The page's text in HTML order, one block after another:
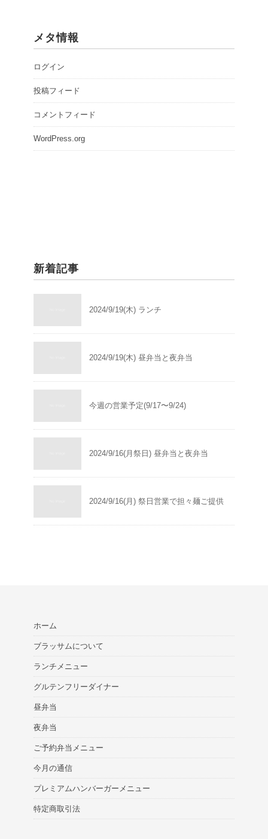
メタ情報
ログイン
投稿フィード
コメントフィード
WordPress.org
新着記事
2024/9/19(木) ランチ
2024/9/19(木) 昼弁当と夜弁当
今週の営業予定(9/17〜9/24)
2024/9/16(月祭日) 昼弁当と夜弁当
2024/9/16(月) 祭日営業で担々麺ご提供
ホーム
ブラッサムについて
ランチメニュー
グルテンフリーダイナー
昼弁当
夜弁当
ご予約弁当メニュー
今月の通信
プレミアムハンバーガーメニュー
特定商取引法